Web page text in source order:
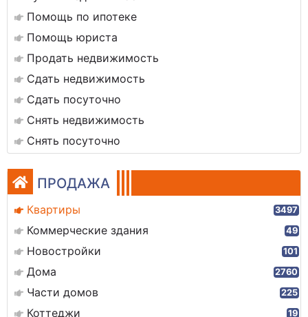
Помощь по ипотеке
Помощь юриста
Продать недвижимость
Сдать недвижимость
Сдать посуточно
Снять недвижимость
Снять посуточно
ПРОДАЖА
Квартиры 3497
Коммерческие здания 49
Новостройки 101
Дома 2760
Части домов 225
Коттеджи 19